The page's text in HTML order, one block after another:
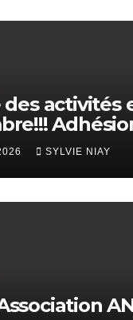
des activités
septembre!!!
SYLVIE NIAY